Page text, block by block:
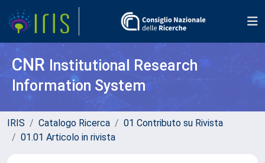
CNR Institutional Research
Information System
IRIS Catalogo Ricerca
01 Contributo su Rivista
01.01 Articolo in rivista